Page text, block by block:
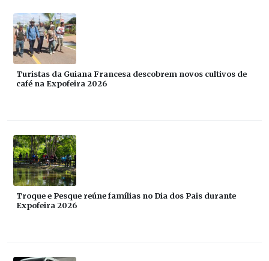
Turistas da Guiana Francesa descobrem novos cultivos de
café na Expofeira 2026
Troque e Pesque reúne famílias no Dia dos Pais durante
Expofeira 2026